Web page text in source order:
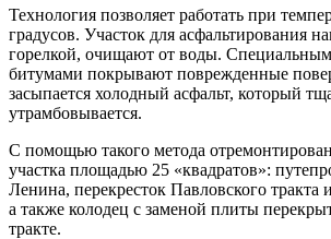
Технология позволяет работать при
градусов. Участок для асфальтирования
горелкой, очищают от воды.
битумами покрывают поврежденные
засыпается холодный асфальт, который
утрамбовывается.
С помощью такого метода
участка площадью 25 «квадратов»:
Ленина, перекресток Павловского тракта
а также колодец с заменой плиты
тракте.